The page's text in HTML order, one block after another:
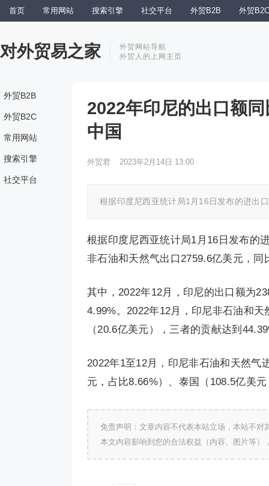
首页 常用网站 搜索引擎 社交平台 外贸B2B 外贸B2C
对外贸易之家
外贸网站导航
外贸人的上网主页
外贸B2B
外贸B2C
常用网站
搜索引擎
社交平台
2022年印尼的出口额
中国
外贸君 2023年2月14日 13:00
根据印度尼西亚统计局1月16日发布的进出
根据印度尼西亚统计局1月16日发布的
非石油和天然气出口2759.6亿美元，同
其中，2022年12月，印尼的出口额为
4.99%。2022年12月，印尼非石油和
（20.6亿美元），三者的贡献达到
2022年1至12月，印尼非石油和天然气
元，占比8.66%）、泰国（108.5亿美
免责声明：文章内容不代表本站立场，本站不
本文内容影响到您的合法权益（内容、图片等